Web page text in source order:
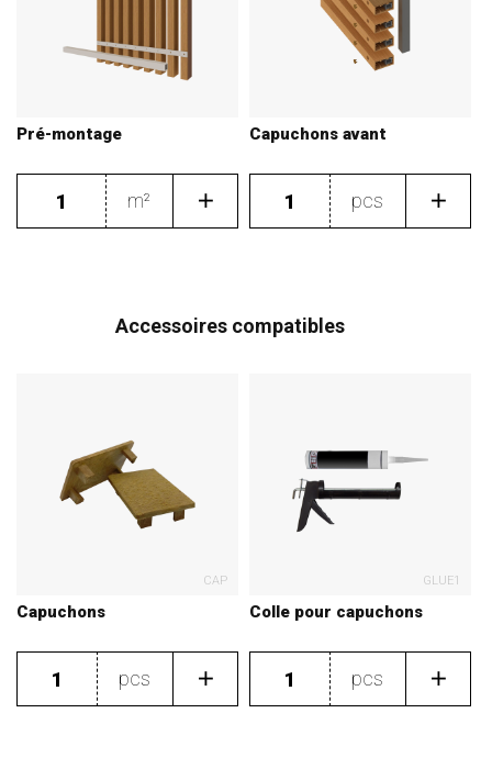
Pré-montage
m²
Capuchons avant
pcs
Accessoires compatibles
CAP
Capuchons
pcs
GLUE1
Colle pour capuchons
pcs